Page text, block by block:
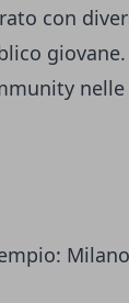
con
giovane.